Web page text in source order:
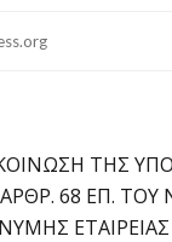
ΤΗΣ ΥΠΟ
ΑΡΘΡ. 68 ΕΠ. ΤΟΥ